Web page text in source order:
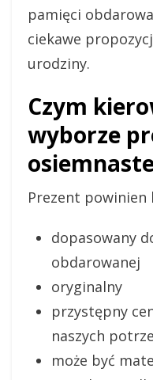
pamięci
ciekawe
urodziny.
Czym
wyborze
Prezent powinien
dopasowany
obdarowanej
oryginalny
przystępny
naszych
może być